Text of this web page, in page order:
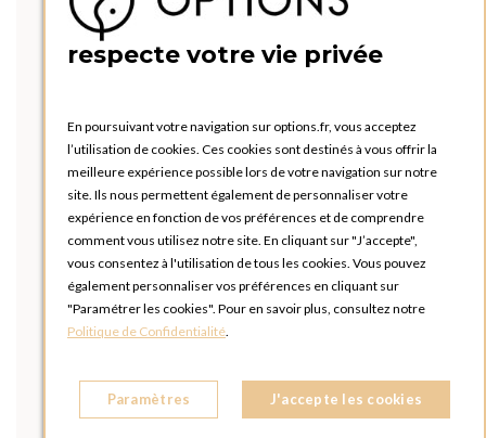
respecte votre vie privée
En poursuivant votre navigation sur options.fr, vous acceptez
l’utilisation de cookies. Ces cookies sont destinés à vous offrir la
meilleure expérience possible lors de votre navigation sur notre
site. Ils nous permettent également de personnaliser votre
expérience en fonction de vos préférences et de comprendre
comment vous utilisez notre site. En cliquant sur "J’accepte",
vous consentez à l'utilisation de tous les cookies. Vous pouvez
également personnaliser vos préférences en cliquant sur
"Paramétrer les cookies". Pour en savoir plus, consultez notre
Politique de Confidentialité.
Paramètres J'accepte les cookies